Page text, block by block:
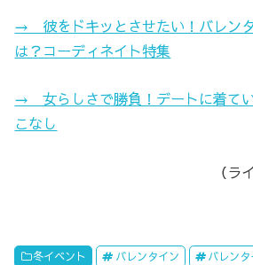
→ 彼をドキッとさせたい！バレン
は？コーディネイト特集
→ 女らしさで勝負！デートに着て
こなし
（ラ
冬イベント バレンタイン バレン